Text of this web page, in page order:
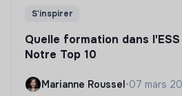
S'inspirer
Quelle formation dans
Notre Top 10
Marianne Roussel•07 mars